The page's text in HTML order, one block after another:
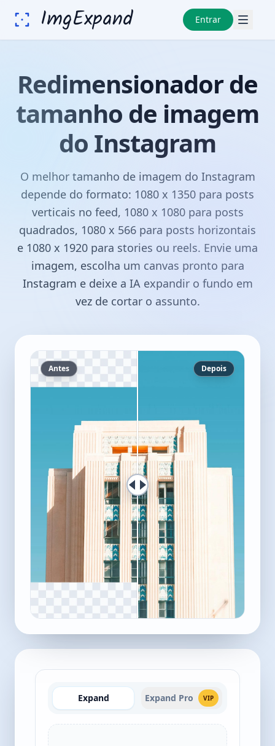
ImgExpand Entrar
Redimensionador de
tamanho de imagem
do Instagram
O melhor tamanho de imagem do Instagram
depende do formato: 1080 x 1350 para posts
verticais no feed, 1080 x 1080 para posts
quadrados, 1080 x 566 para posts horizontais
e 1080 x 1920 para stories ou reels. Envie uma
imagem, escolha um canvas pronto para
Instagram e deixe a IA expandir o fundo em
vez de cortar o assunto.
Antes Depois
Expand Expand Pro VIP